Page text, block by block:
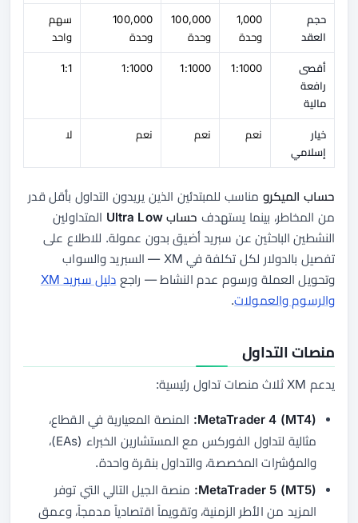
حجم
العقد
1,000
وحدة
100,000
وحدة
100,000
وحدة
سهم
واحد
أقصى
رافعة
مالية
1:1000
1:1000
1:1000
1:1
خيار
إسلامي
نعم نعم نعم لا
حساب الميكرو مناسب للمبتدئين الذين يريدون التداول بأقل قدر
من المخاطر، بينما يستهدف حساب Ultra Low
المتداولين
النشطين الباحثين عن سبريد أضيق بدون عمولة. للاطلاع على
تفصيل بالدولار لكل تكلفة في XM — السبريد والسواب
وتحويل العملة ورسوم عدم النشاط — راجع
دليل سبريد XM
والرسوم والعمولات.
منصات التداول
يدعم XM ثلاث منصات تداول رئيسية:
MetaTrader 4 (MT4):
المنصة المعيارية في القطاع،
مثالية لتداول الفوركس مع المستشارين الخبراء (EAs)،
والمؤشرات المخصصة، والتداول بنقرة واحدة.
MetaTrader 5 (MT5):
منصة الجيل التالي التي توفر
المزيد من الأطر الزمنية، وتقويماً اقتصادياً مدمجاً، وعمق